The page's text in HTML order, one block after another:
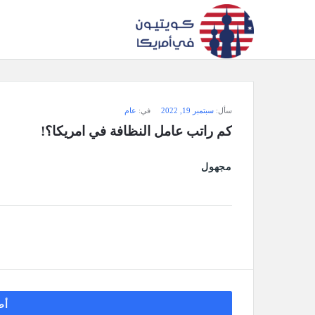
أمريكا
سأل: سبتمبر 19, 2022 في: عام
كم راتب عامل النظافة في امريكا؟!
مجهول